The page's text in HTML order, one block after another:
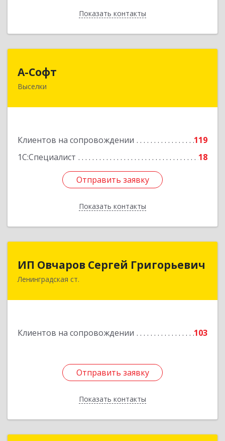
Показать контакты
Назад
А-Софт
Выселки
Клиентов на сопровождении
119
1С:Специалист
18
Отправить заявку
Показать контакты
353100, Краснодарский край, Выселковский
Отправить заявку
Назад
ИП Овчаров Сергей Григорьевич
Ленинградская ст.
Клиентов на сопровождении 103
Отправить заявку
Показать контакты
ИП Овчаров Сергей Григорьевич
353740, Краснодарский край, Ленинградский р-
Подробнее
Отправить заявку
Назад